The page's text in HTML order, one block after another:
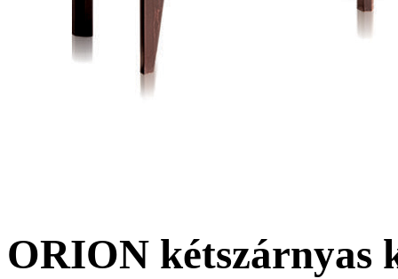
ORION kétszárnyas